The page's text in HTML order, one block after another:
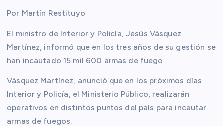
Por Martín Restituyo
El ministro de Interior y Policía, Jesús Vásquez
Martínez, informó que en los tres años de su gestión se
han incautado 15 mil 600 armas de fuego.
Vásquez Martínez, anunció que en los próximos días
Interior y Policía, el Ministerio Público, realizarán
operativos en distintos puntos del país para incautar
armas de fuegos.